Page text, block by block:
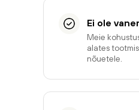
Ei ole
Meie
alates
nõuetele.